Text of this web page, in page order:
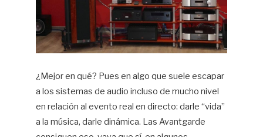
¿Mejor en qué? Pues en algo que suele escapar
a los sistemas de audio incluso de mucho nivel
en relación al evento real en directo: darle “vida”
a la música, darle dinámica. Las Avantgarde